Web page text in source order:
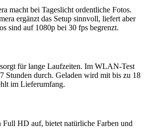
macht bei Tageslicht ordentliche Fotos.
ergänzt das Setup sinnvoll, liefert aber
sind auf 1080p bei 30 fps begrenzt.
für lange Laufzeiten. Im WLAN-Test
Stunden durch. Geladen wird mit bis zu 18
im Lieferumfang.
HD auf, bietet natürliche Farben und